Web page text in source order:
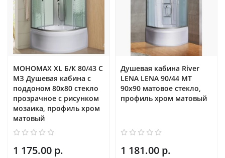
МОНОМАХ XL Б/К 80/43 С
МЗ Душевая кабина с
поддоном 80х80 cтекло
прозрачное с рисунком
мозаика, профиль хром
матовый
1 175.00 р.
Душевая кабина River
LENA LENA 90/44 MT
90х90 матовое стекло,
профиль хром матовый
1 181.00 р.